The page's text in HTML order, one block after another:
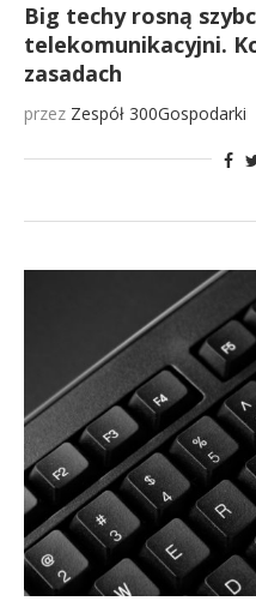
Big techy rosną
telekomunikacyjni.
zasadach
przez Zespół 300Gospodarki